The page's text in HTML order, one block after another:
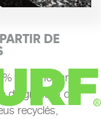
DE
de l'ancienne
de granulat de
recyclés,